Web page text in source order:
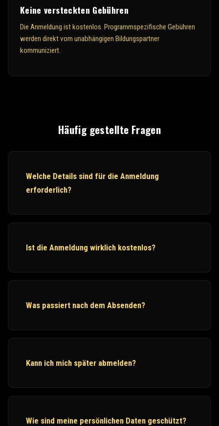
Keine versteckten Gebühren
Die Anmeldung ist kostenlos. Programmspezifische Gebühren
werden direkt vom unabhängigen Bildungspartner
kommuniziert.
Häufig gestellte Fragen
Welche Details sind für die Anmeldung
erforderlich?
Ist die Anmeldung wirklich kostenlos?
Was passiert nach dem Absenden?
Kann ich mich später abmelden?
Wie sind meine persönlichen Daten geschützt?